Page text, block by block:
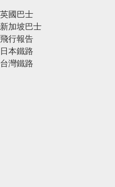
英國巴士
新加坡巴士
飛行報告
日本鐵路
台灣鐵路